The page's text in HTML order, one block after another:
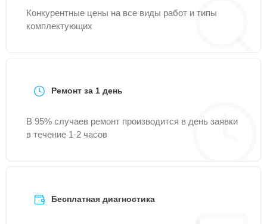
Конкурентные цены на все виды работ и типы
комплектующих
Ремонт за 1 день
В 95% случаев ремонт производится в день заявки
в течение 1-2 часов
Бесплатная диагностика